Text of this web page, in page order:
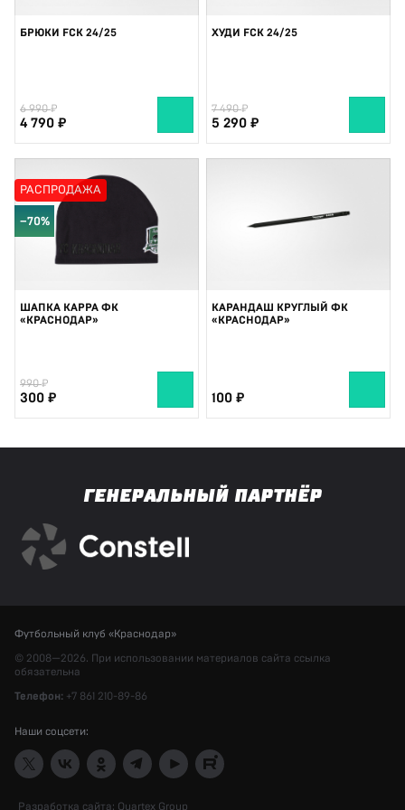
БРЮКИ FCK 24/25
6 990
4 790
ХУДИ FCK 24/25
7 490
5 290
РАСПРОДАЖА
−70%
ШАПКА KAPPA ФК
«КРАСНОДАР»
990
300
КАРАНДАШ КРУГЛЫЙ ФК
«КРАСНОДАР»
100
ГЕНЕРАЛЬНЫЙ ПАРТНЁР
Футбольный клуб «Краснодар»
© 2008—2026. При использовании материалов сайта ссылка
обязательна
Телефон: +7 861 210-89-86
Наши соцсети:
Разработка сайта: Quartex Group